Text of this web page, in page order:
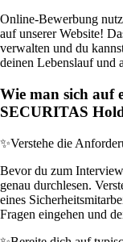
Online-Bewerbung
auf unserer Website!
verwalten und du
deinen Lebenslauf und
Wie man sich auf
SECURITAS
✨Verstehe die
Bevor du zum
genau durchlesen.
eines
Fragen eingehen und